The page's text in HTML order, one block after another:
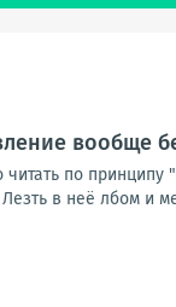
вообще
по
в неё лбом и